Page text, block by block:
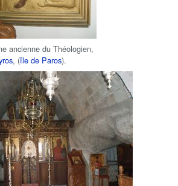
ancienne du Théologien,
, (île de Paros).